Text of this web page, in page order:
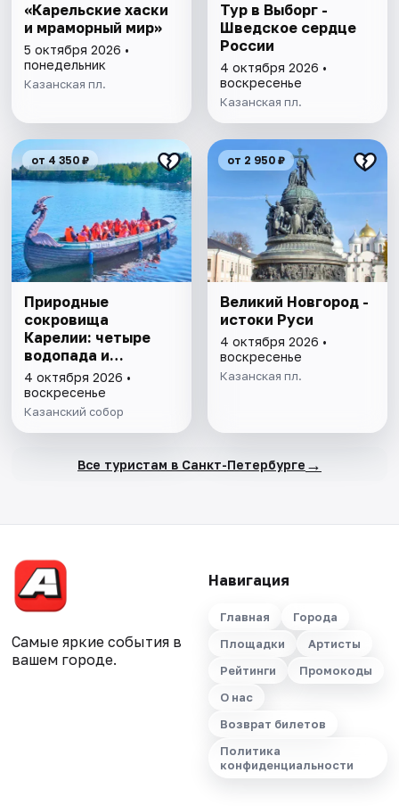
«Карельские хаски
и мраморный мир»
5 октября 2026 •
понедельник
Казанская пл.
Тур в Выборг -
Шведское сердце
России
4 октября 2026 •
воскресенье
Казанская пл.
от 4 350 ₽
Природные
сокровища
Карелии: четыре
водопада и
однодневное
плавание на ладье
среди ладожских
4 октября 2026 •
воскресенье
Казанский собор
от 2 950 ₽
Великий Новгород -
истоки Руси
4 октября 2026 •
воскресенье
Казанская пл.
Все туристам в Санкт-Петербурге →
Самые яркие события в
вашем городе.
Навигация
Главная
Города
Площадки
Артисты
Рейтинги
Промокоды
О нас
Возврат билетов
Политика
конфиденциальности